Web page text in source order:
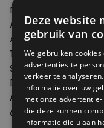
Nieuws
Artikelen
Agenda
Thema's
Shop
Edities
Abonneren
Over Genoeg
Deze website
gebruik van
We gebruiken
advertenties te
verkeer te
informatie over uw
met onze
die deze kunnen
informatie die u aan